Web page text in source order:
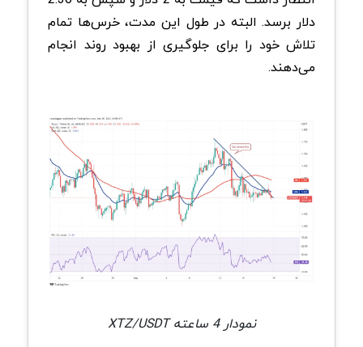
دلار برسد. البته در طول این مدت، خرس‌ها تمام
تلاش خود را برای جلوگیری از بهبود روند انجام
می‌دهند.
نمودار 4 ساعته XTZ/USDT